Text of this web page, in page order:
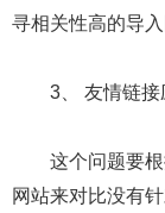
寻相关性高的导入
3、 友情链接
这个问题要根
网站来对比没有